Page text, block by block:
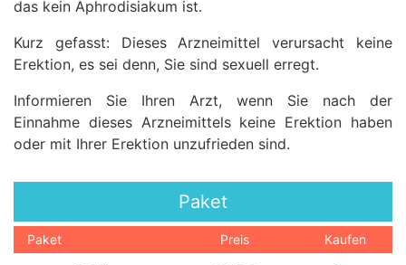
das kein Aphrodisiakum ist.
Kurz gefasst: Dieses Arzneimittel verursacht keine
Erektion, es sei denn, Sie sind sexuell erregt.
Informieren Sie Ihren Arzt, wenn Sie nach der
Einnahme dieses Arzneimittels keine Erektion haben
oder mit Ihrer Erektion unzufrieden sind.
Paket
Paket Preis Kaufen